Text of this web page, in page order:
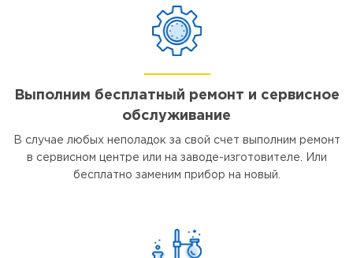
Выполним бесплатный ремонт и сервисное
обслуживание
В случае любых неполадок за свой счет выполним ремонт
в сервисном центре или на заводе-изготовителе. Или
бесплатно заменим прибор на новый.